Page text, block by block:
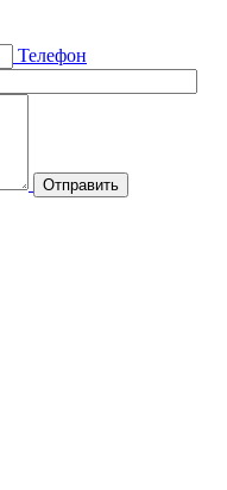
Телефон
Отправить